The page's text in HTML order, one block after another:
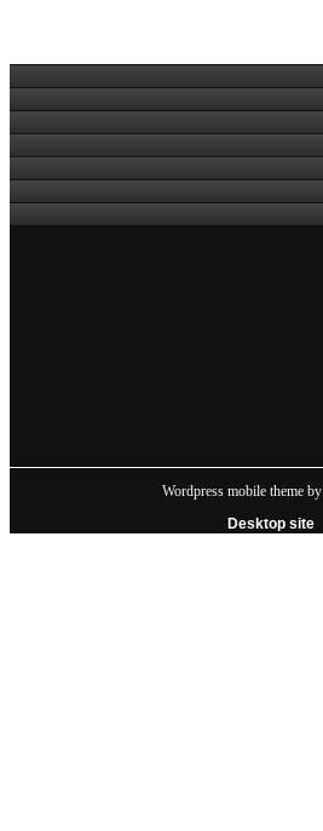
Wordpress mobile theme by
Desktop site